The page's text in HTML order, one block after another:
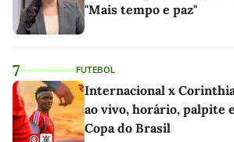
"Mais tempo e paz"
7 FUTEBOL
Internacional x
ao vivo, horário, palpite
Copa do Brasil